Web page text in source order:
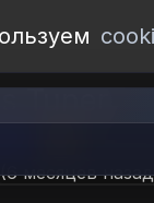
Tuner
(6 месяцев